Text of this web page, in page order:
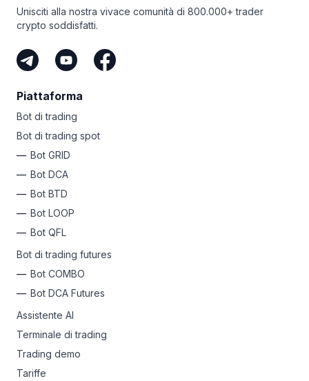
Unisciti alla nostra vivace comunità di 800.000+ trader
crypto soddisfatti.
Piattaforma
Bot di trading
Bot di trading spot
Bot GRID
Bot DCA
Bot BTD
Bot LOOP
Bot QFL
Bot di trading futures
Bot COMBO
Bot DCA Futures
Assistente AI
Terminale di trading
Trading demo
Tariffe